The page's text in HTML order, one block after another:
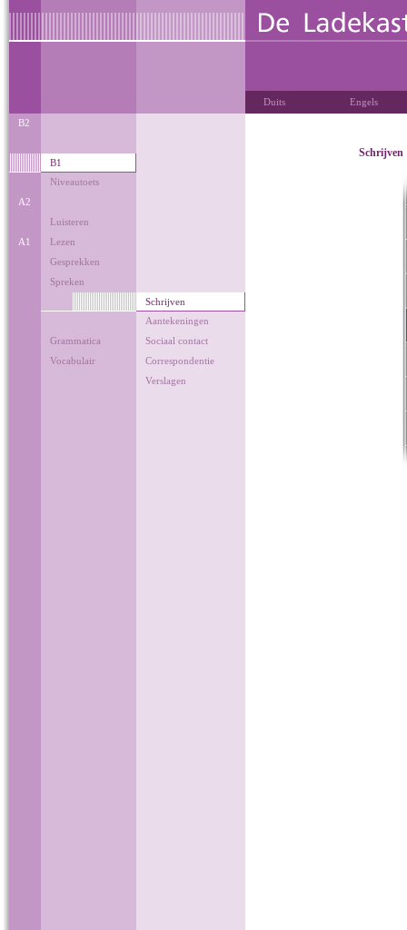
Duits
Engels
B2
A2
A1
B1
Niveautoets
Luisteren
Lezen
Gesprekken
Spreken
Grammatica
Vocabulair
Schrijven
Aantekeningen
Sociaal contact
Correspondentie
Verslagen
Schrijven